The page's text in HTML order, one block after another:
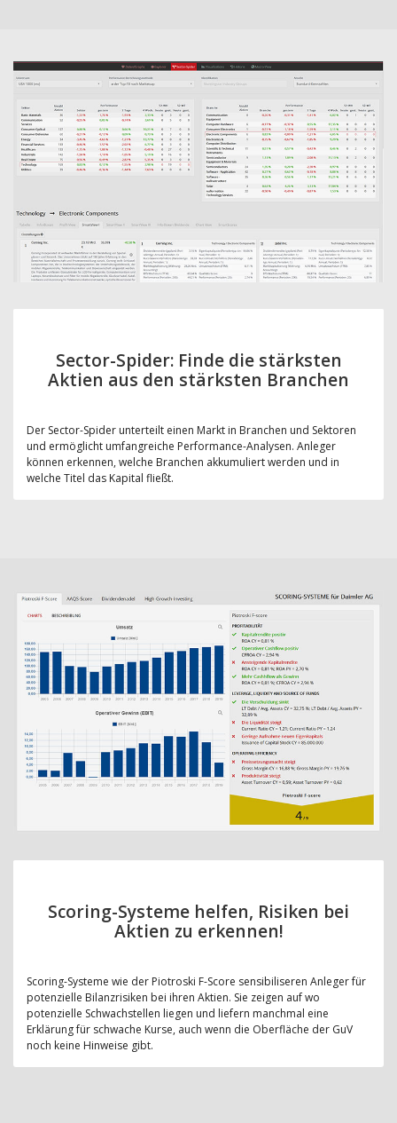
Sector-Spider: Finde die stärksten
Aktien aus den stärksten Branchen
Der Sector-Spider unterteilt einen Markt in Branchen und Sektoren
und ermöglicht umfangreiche Performance-Analysen. Anleger
können erkennen, welche Branchen akkumuliert werden und in
welche Titel das Kapital fließt.
Scoring-Systeme helfen, Risiken bei
Aktien zu erkennen!
Scoring-Systeme wie der Piotroski F-Score sensibiliseren Anleger für
potenzielle Bilanzrisiken bei ihren Aktien. Sie zeigen auf wo
potenzielle Schwachstellen liegen und liefern manchmal eine
Erklärung für schwache Kurse, auch wenn die Oberfläche der GuV
noch keine Hinweise gibt.